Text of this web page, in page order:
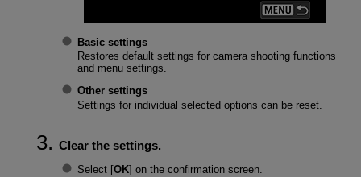
Basic settings
Restores default settings for camera shooting functions
and menu settings.
Other settings
Settings for individual selected options can be reset.
Clear the settings.
Select [OK] on the confirmation screen.